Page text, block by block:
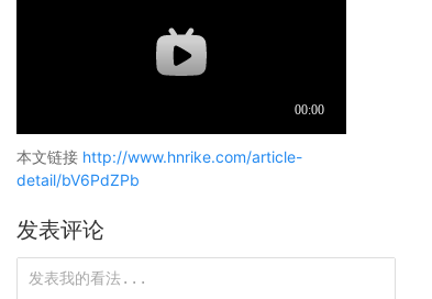
本文链接 http://www.hnrike.com/article-
detail/bV6PdZPb
发表评论